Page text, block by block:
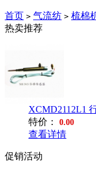
首页 > 气流纺 > 梳棉
热卖推荐
XCMD2112L1
特价：
0.00
查看详情
促销活动